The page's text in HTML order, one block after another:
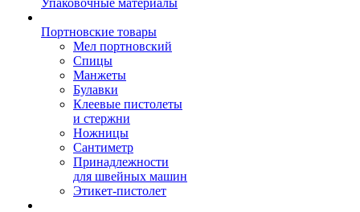
Упаковочные материалы
Портновские товары
Мел портновский
Спицы
Манжеты
Булавки
Клеевые пистолеты
и стержни
Ножницы
Сантиметр
Принадлежности
для швейных машин
Этикет-пистолет